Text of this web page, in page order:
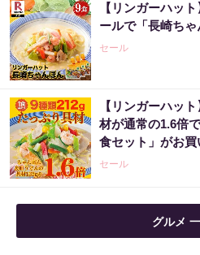
【リンガーハッ
ールで「長崎ち
セール
【リンガーハッ
材が通常の1.6倍
食セット」がお買
セール
グルメ